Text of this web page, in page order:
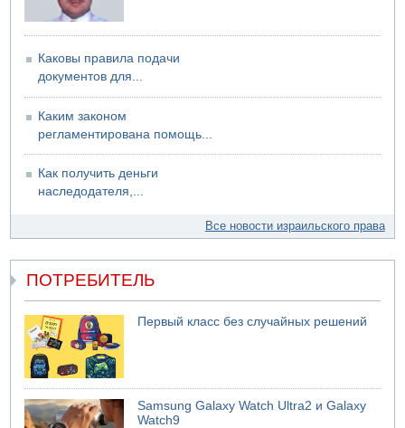
Каковы правила подачи
документов для...
Каким законом
регламентирована помощь...
Как получить деньги
наследодателя,...
Все новости израильского права
ПОТРЕБИТЕЛЬ
Первый класс без случайных решений
Samsung Galaxy Watch Ultra2 и Galaxy
Watch9